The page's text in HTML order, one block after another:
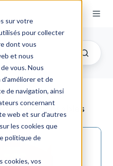
sur votre
pour collecter
dont vous
et nous
vous. Nous
et de
de navigation, ainsi
concernant
web et sur d'autres
les cookies que
politique de
cookies, vos
responsables